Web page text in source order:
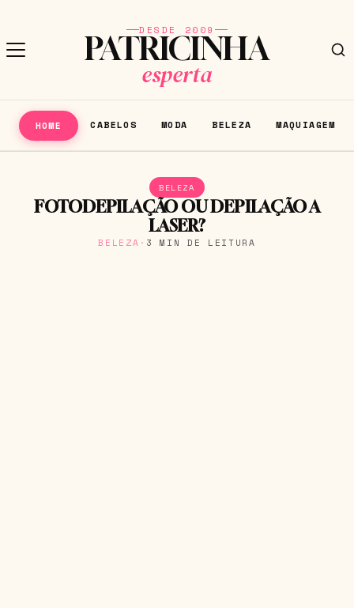
DESDE 2009
PATRICINHA
esperta
HOME CABELOS MODA BELEZA MAQUIAGEM
BELEZA
FOTODEPILAÇÃO OU DEPILAÇÃO A
LASER?
BELEZA · 3 MIN DE LEITURA